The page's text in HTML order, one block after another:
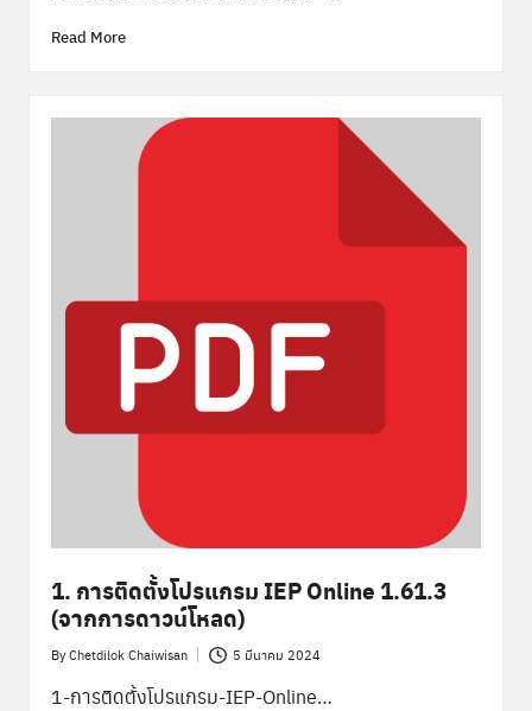
Read More
1. การติดตั้งโปรแกรม IEP Online 1.61.3
(จากการดาวน์โหลด)
Posted
by
ByChetdilok Chaiwisan 5 มีนาคม 2024
1-การติดตั้งโปรแกรม-IEP-Online…